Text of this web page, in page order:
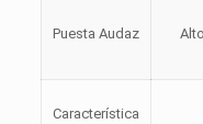
Puesta Audaz Alto
Característica